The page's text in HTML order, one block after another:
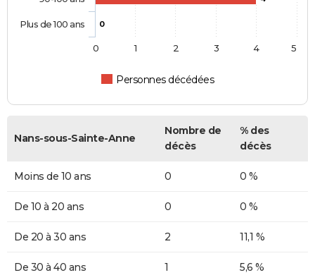
0
Personnes décédées
Plus de 100 ans
0 1 2 3 4 5
Nans-sous-Sainte-Anne
Nombre de
décès
% des
décès
Moins de 10 ans 0 0 %
De 10 à 20 ans 0 0 %
De 20 à 30 ans 2 11,1 %
De 30 à 40 ans 1 5,6 %